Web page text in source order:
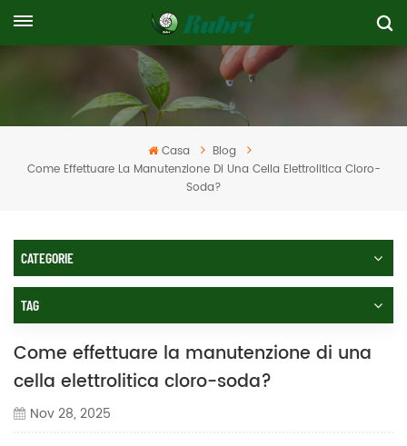
Casa
Blog
Come Effettuare La Manutenzione Di Una Cella Elettrolitica Cloro-
Soda?
CATEGORIE
TAG
Come effettuare la manutenzione di una
cella elettrolitica cloro-soda?
Nov 28, 2025